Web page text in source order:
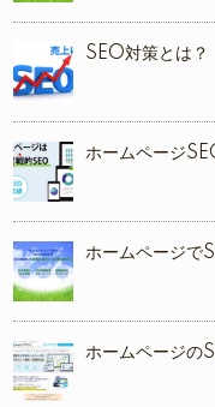
SEO対策とは？
ホームページ
ホームページで
ホームページの